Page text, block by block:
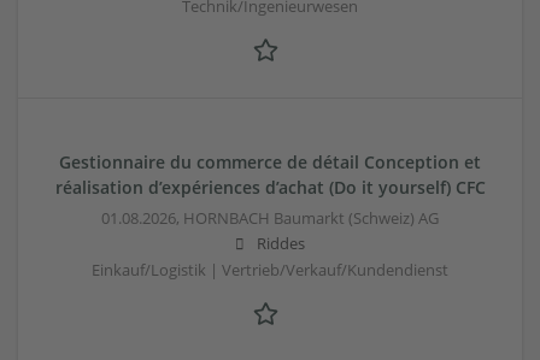
Technik/Ingenieurwesen
Gestionnaire du commerce de détail Conception et
réalisation d’expériences d’achat (Do it yourself) CFC
01.08.2026, HORNBACH Baumarkt (Schweiz) AG
Riddes
Einkauf/Logistik | Vertrieb/Verkauf/Kundendienst